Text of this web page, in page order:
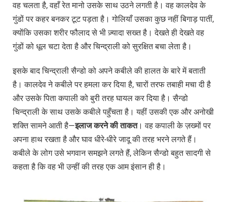
वह चलता है, वहाँ रेत मानो उसके साथ उठने लगती है। वह कालदेव के
गुंडों पर कहर बनकर टूट पड़ता है। गोलियाँ उसका कुछ नहीं बिगाड़ पातीं,
क्योंकि उसका शरीर फौलाद से भी ज़्यादा सख्त है। देखते ही देखते वह
गुंडों को धूल चटा देता है और चिन्द्राली को सुरक्षित बचा लेता है।
इसके बाद चिन्द्राली सैन्डो को अपने कबीले की हालत के बारे में बताती
है। कालदेव ने कबीले पर हमला कर दिया है, चारों तरफ तबाही मचा दी है
और उसके पिता कपाली को बुरी तरह घायल कर दिया है। सैन्डो
चिन्द्राली के साथ उसके कबीले पहुँचता है। यहीं उसकी एक और अनोखी
शक्ति सामने आती है—इलाजकरनेकीताकत। वह कपाली के ज़ख्मों पर
अपना हाथ रखता है और घाव धीरे-धीरे जादू की तरह भरने लगते हैं।
कबीले के लोग उसे भगवान समझने लगते हैं, लेकिन सैन्डो बहुत सादगी से
कहता है कि वह भी उन्हीं की तरह एक आम इंसान ही है।